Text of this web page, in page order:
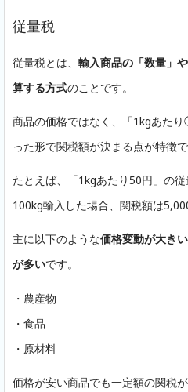
従量税
従量税とは、 輸入商品の「数量」
算する方式のことです。
商品の価格ではなく、「1kgあた
った形で関税額が決まる点が特徴で
たとえば、「1kgあたり50円」の
100kg輸入した場合、関税額は
主に以下のような価格変動が大き
が多いです。
・農産物
・食品
・原材料
価格が安い商品でも一定額の関税が